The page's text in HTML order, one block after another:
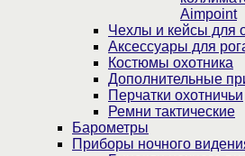
Aimpoint
Чехлы и кейсы для
Аксессуары для
Костюмы охотника
Дополнительные
Перчатки охотничьи
Ремни тактические
Барометры
Приборы ночного